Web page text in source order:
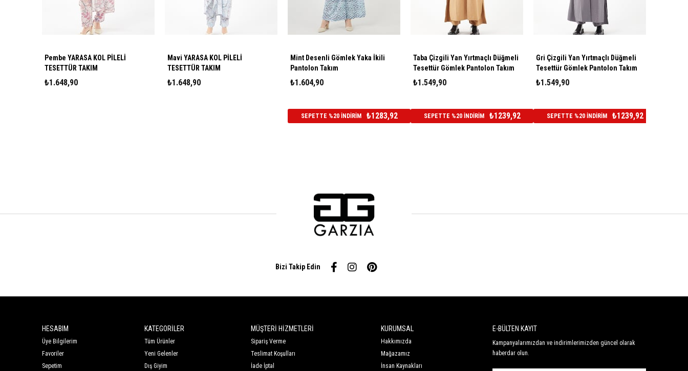
Pembe YARASA KOL PİLELİ
TESETTÜR TAKIM
₺1.648,90
Mavi YARASA KOL PİLELİ
TESETTÜR TAKIM
₺1.648,90
Mint Desenli Gömlek Yaka İkili
Pantolon Takım
₺1.604,90
SEPETTE %20 İNDİRİM ₺1283,92
Taba Çizgili Yan Yırtmaçlı Düğmeli
Tesettür Gömlek Pantolon Takım
₺1.549,90
SEPETTE %20 İNDİRİM ₺1239,92
Gri Çizgili Yan Yırtmaçlı Düğmeli
Tesettür Gömlek Pantolon Takım
₺1.549,90
SEPETTE %20 İNDİRİM ₺1239,92
Bizi Takip Edin
HESABIM
Üye Bilgilerim
Favoriler
Sepetim
KATEGORİLER
Tüm Ürünler
Yeni Gelenler
Dış Giyim
MÜŞTERİ HİZMETLERİ
Sipariş Verme
Teslimat Koşulları
İade İptal
KURUMSAL
Hakkımızda
Mağazamız
İnsan Kaynakları
E-BÜLTEN KAYIT
Kampanyalarımızdan ve indirimlerimizden güncel olarak
haberdar olun.